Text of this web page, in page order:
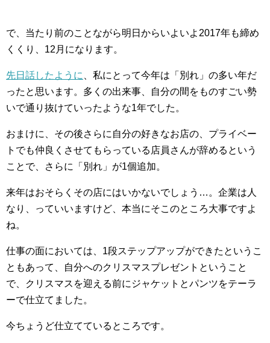
で、当たり前のことながら明日からいよいよ2017年も締め
くくり、12月になります。
先日話したように
、私にとって今年は「別れ」の多い年だ
ったと思います。多くの出来事、自分の間をものすごい勢
いで通り抜けていったような1年でした。
おまけに、その後さらに自分の好きなお店の、プライベー
トでも仲良くさせてもらっている店員さんが辞めるという
ことで、さらに「別れ」が1個追加。
来年はおそらくその店にはいかないでしょう…。企業は人
なり、っていいますけど、本当にそこのところ大事ですよ
ね。
仕事の面においては、1段ステップアップができたというこ
ともあって、自分へのクリスマスプレゼントということ
で、クリスマスを迎える前にジャケットとパンツをテーラ
ーで仕立てました。
今ちょうど仕立てているところです。